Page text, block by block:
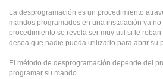
La desprogramación es un procedimiento
mandos programados en una instalación ya
procedimiento se revela ser muy util si le
desea que nadie pueda utilizarlo para abrir su
El método de desprogramación depende del
programar su mando.